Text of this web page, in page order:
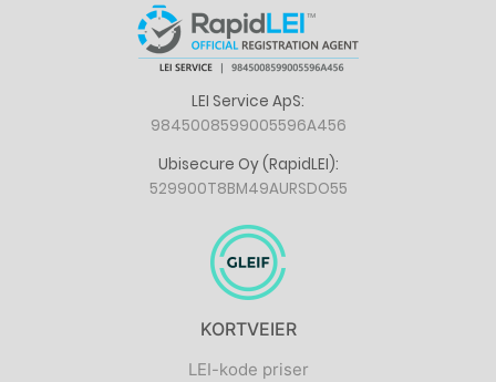
LEI Service ApS:
9845008599005596A456
Ubisecure Oy (RapidLEI):
529900T8BM49AURSDO55
KORTVEIER
LEI-kode priser